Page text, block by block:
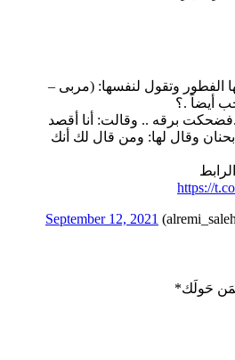
الفطور وتقول لنفسها: (مربى –
أيضاً .؟
برقه .. وقالت: أنا أقصد
بحنان وقال لها: ومن قال لك أنك
https://
September 12, 2021
حَولَك*